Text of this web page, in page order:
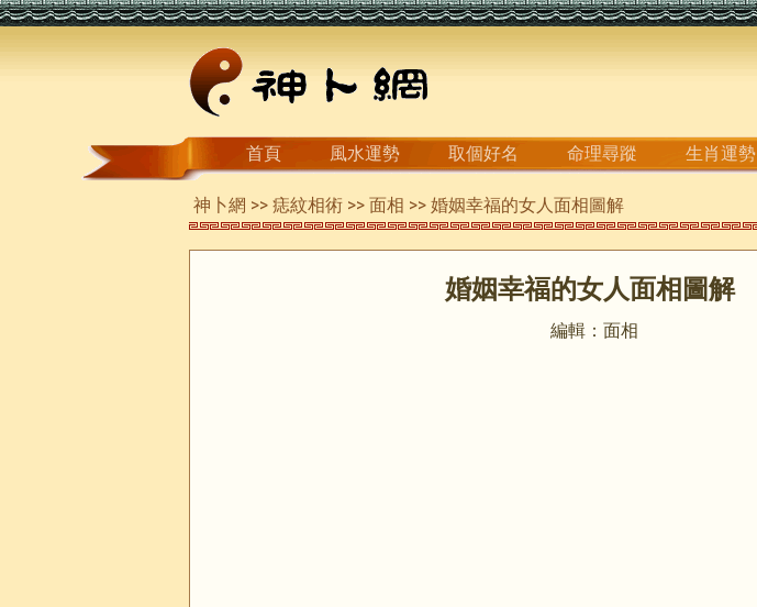
首頁 風水運勢 取個好名 命理尋蹤 生肖運勢
神卜網 >> 痣紋相術 >> 面相 >> 婚姻幸福的女人面相圖解
婚姻幸福的女人面相圖解
編輯：面相